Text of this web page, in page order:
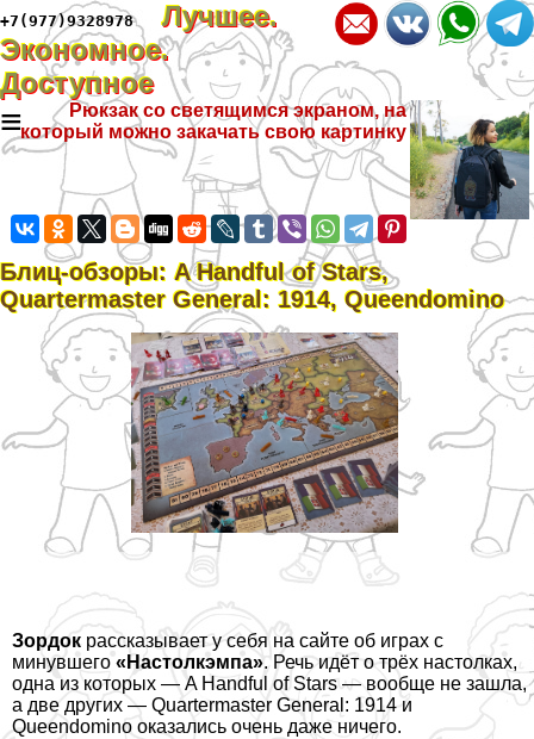
+7(977)9328978
Лучшее.
Экономное.
Доступное
≡
Рюкзак со светящимся экраном, на
который можно закачать свою картинку
Блиц-обзоры: A Handful of Stars,
Quartermaster General: 1914, Queendomino
Зордок рассказываету себя на сайте об играх с
минувшего «Настолкэмпа». Речь идёт о трёх настолках,
одна из которых — A Handful of Stars — вообще не зашла,
а две других — Quartermaster General: 1914 и
Queendomino оказались очень даже ничего.